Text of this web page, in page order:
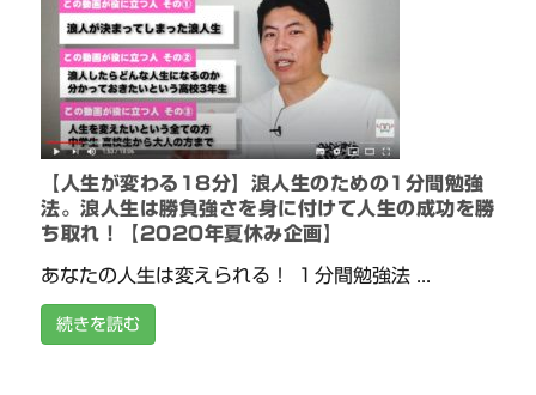
【人生が変わる18分】浪人生のための1分間勉強
法。浪人生は勝負強さを身に付けて人生の成功を勝
ち取れ！【2020年夏休み企画】
あなたの人生は変えられる！ １分間勉強法 ...
続きを読む